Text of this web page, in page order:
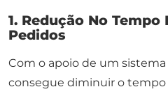
1. Redução No Tempo
Pedidos
Com o apoio de um sistema
consegue diminuir o tempo